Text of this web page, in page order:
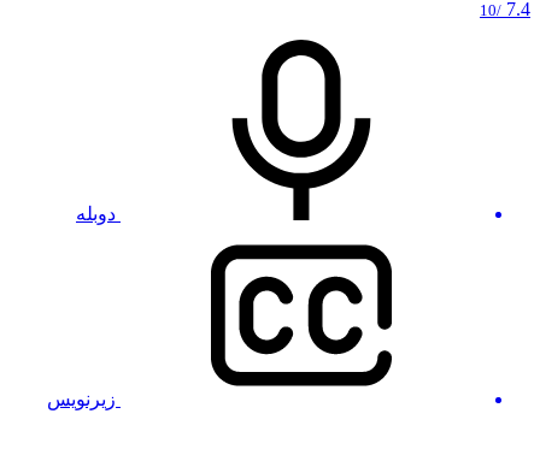
7.4
/10
دوبله
زیرنویس